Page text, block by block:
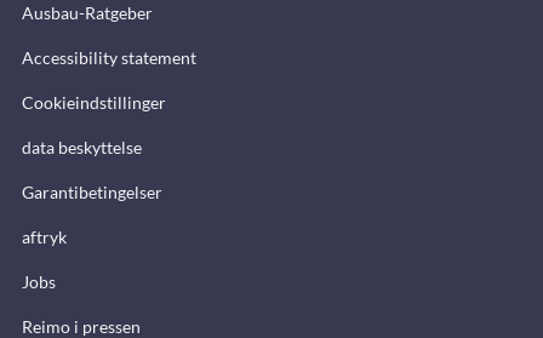
Ausbau-Ratgeber
Accessibility statement
Cookieindstillinger
data beskyttelse
Garantibetingelser
aftryk
Jobs
Reimo i pressen